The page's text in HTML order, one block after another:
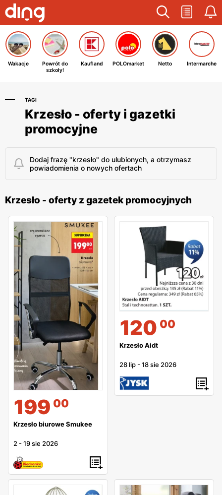
Wakacje
Powrót do
szkoły!
Kaufland POLOmarket Netto Intermarche
TAGI
Krzesło - oferty i gazetki
promocyjne
Dodaj frazę "krzesło" do ulubionych, a otrzymasz
powiadomienia o nowych ofertach
Krzesło - oferty z gazetek promocyjnych
199 00
Krzesło biurowe Smukee
2 -19 sie 2026
120 00
Krzesło Aidt
28 lip -18 sie 2026